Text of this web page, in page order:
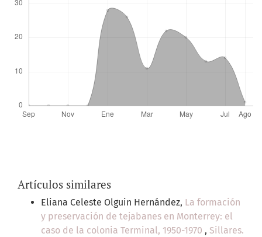
Artículos similares
Eliana Celeste Olguin Hernández, La formación
y preservación de tejabanes en Monterrey: el
caso de la colonia Terminal, 1950-1970 , Sillares.